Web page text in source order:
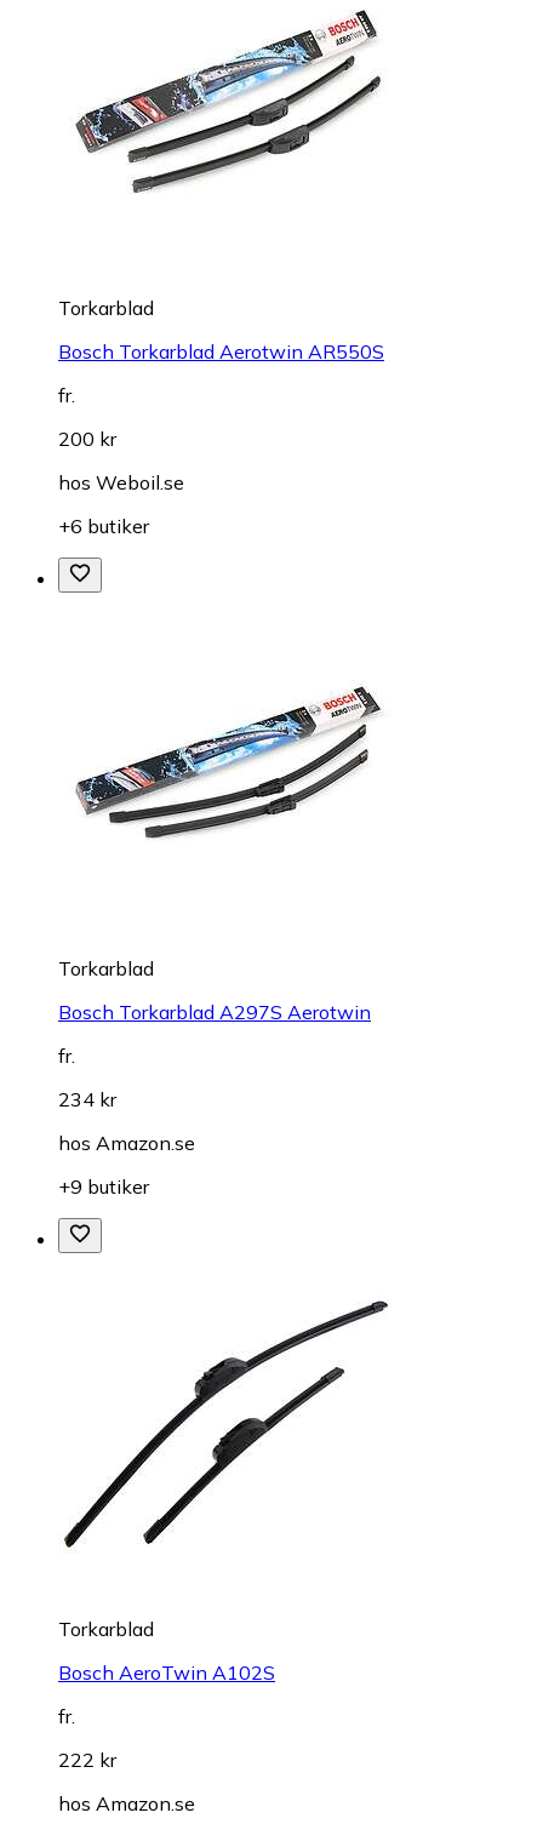
Torkarblad
Bosch Torkarblad Aerotwin AR550S
fr.
200 kr
hos Weboil.se
+6 butiker
Torkarblad
Bosch Torkarblad A297S Aerotwin
fr.
234 kr
hos Amazon.se
+9 butiker
Torkarblad
Bosch AeroTwin A102S
fr.
222 kr
hos Amazon.se